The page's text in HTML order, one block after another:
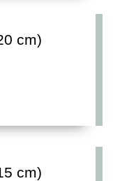
cm)
cm)